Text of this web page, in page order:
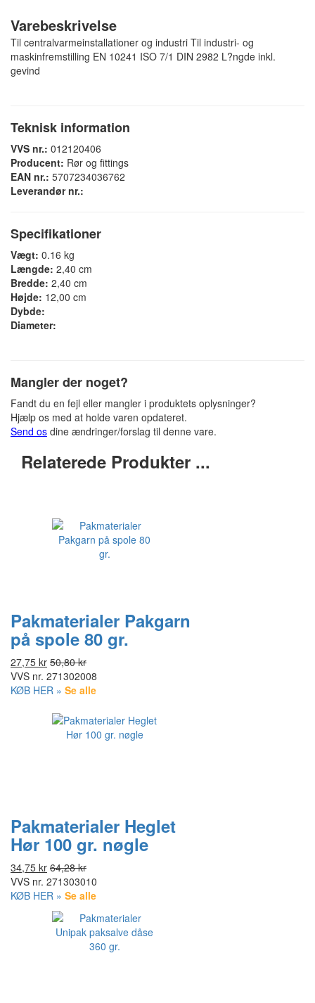
Varebeskrivelse
Til centralvarmeinstallationer og industri Til industri- og
maskinfremstilling EN 10241 ISO 7/1 DIN 2982 L?ngde inkl.
gevind
Teknisk information
VVS nr.: 012120406
Producent: Rør og fittings
EAN nr.: 5707234036762
Leverandør nr.:
Specifikationer
Vægt: 0.16 kg
Længde: 2,40 cm
Bredde: 2,40 cm
Højde: 12,00 cm
Dybde:
Diameter:
Mangler der noget?
Fandt du en fejl eller mangler i produktets oplysninger?
Hjælp os med at holde varen opdateret.
Send os dine ændringer/forslag til denne vare.
Relaterede Produkter ...
Pakmaterialer Pakgarn
på spole 80 gr.
27,75 kr 50,80 kr
VVS nr. 271302008
KØB HER » Se alle
Pakmaterialer Heglet
Hør 100 gr. nøgle
34,75 kr 64,28 kr
VVS nr. 271303010
KØB HER » Se alle